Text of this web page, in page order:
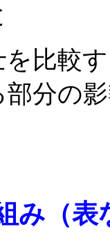
比較
分の
み（